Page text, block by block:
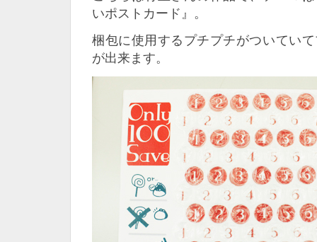
いポストカード』。
梱包に使用するプチプチがついてい
が出来ます。